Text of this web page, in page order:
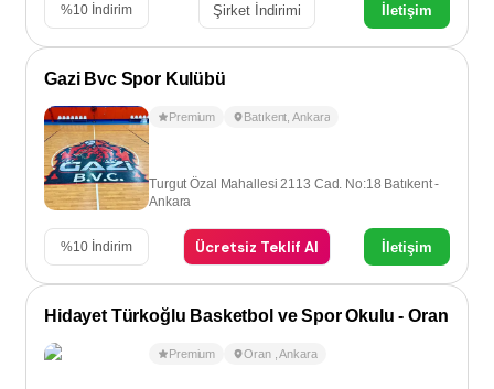
%10 İndirim Şirket İndirimi İletişim
Gazi Bvc Spor Kulübü
Premium Batıkent ,Ankara
Turgut Özal Mahallesi 2113 Cad. No:18 Batıkent -
Ankara
%10 İndirim Ücretsiz Teklif Al İletişim
Hidayet Türkoğlu Basketbol ve Spor Okulu - Oran
Premium Oran ,Ankara